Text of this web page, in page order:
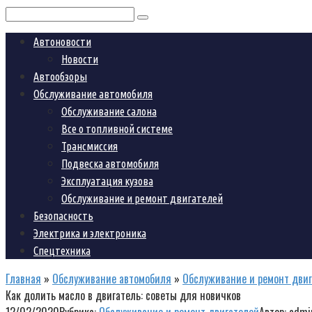
Поиск:
Автоновости
Новости
Автообзоры
Обслуживание автомобиля
Обслуживание салона
Все о топливной системе
Трансмиссия
Подвеска автомобиля
Эксплуатация кузова
Обслуживание и ремонт двигателей
Безопасность
Электрика и электроника
Спецтехника
Главная » Обслуживание автомобиля » Обслуживание и ремонт
Как долить масло в двигатель: советы для новичков